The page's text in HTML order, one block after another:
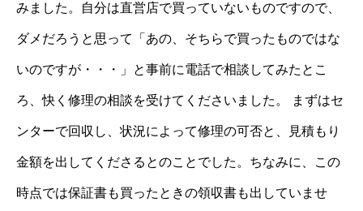
みました。自分は直営店で買っていないものですので、
ダメだろうと思って「あの、そちらで買ったものではな
いのですが・・・」と事前に電話で相談してみたとこ
ろ、快く修理の相談を受けてくださいました。 まずはセ
ンターで回収し、状況によって修理の可否と、見積もり
金額を出してくださるとのことでした。ちなみに、この
時点では保証書も買ったときの領収書も出していませ